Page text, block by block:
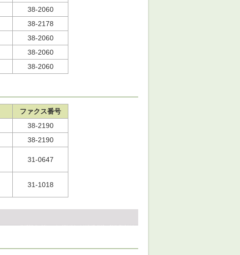
38-2060
38-2178
38-2060
38-2060
38-2060
ファクス番号
38-2190
38-2190
31-0647
31-1018